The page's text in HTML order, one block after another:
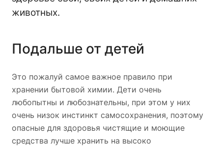
животных.
Подальше от детей
Это пожалуй самое важное правило при
хранении бытовой химии. Дети очень
любопытны и любознательны, при этом у них
очень низок инстинкт самосохранения, поэтому
опасные для здоровья чистящие и моющие
средства лучше хранить на высоко